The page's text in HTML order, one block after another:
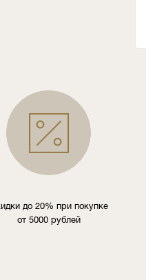
до 20% при покупке
от 5000 рублей